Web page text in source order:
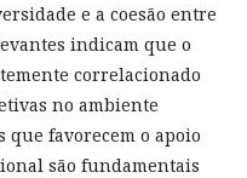
e a coesão entre
indicam que o
correlacionado
no ambiente
favorecem o apoio
são fundamentais